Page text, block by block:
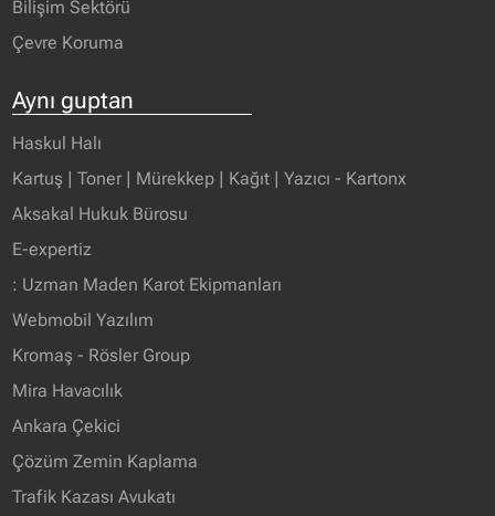
Bilişim Sektörü
Çevre Koruma
Aynı guptan
Haskul Halı
Kartuş | Toner | Mürekkep | Kağıt | Yazıcı - Kartonx
Aksakal Hukuk Bürosu
E-expertiz
: Uzman Maden Karot Ekipmanları
Webmobil Yazılım
Kromaş - Rösler Group
Mira Havacılık
Ankara Çekici
Çözüm Zemin Kaplama
Trafik Kazası Avukatı